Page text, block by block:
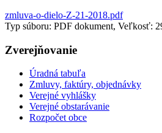
zmluva-o-dielo-Z-21-2018.pdf
Typ súboru: PDF dokument, Veľkosť:
Zverejňovanie
Úradná tabuľa
Zmluvy, faktúry, objednávky
Verejné vyhlášky
Verejné obstarávanie
Rozpočet obce